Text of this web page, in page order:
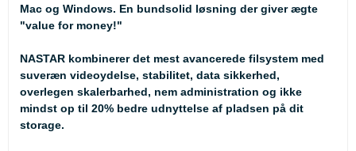
Mac og Windows. En bundsolid løsning der giver ægte
"value for money!"
NASTAR kombinerer det mest avancerede filsystem med
suveræn videoydelse, stabilitet, data sikkerhed,
overlegen skalerbarhed, nem administration og ikke
mindst op til 20% bedre udnyttelse af pladsen på dit
storage.